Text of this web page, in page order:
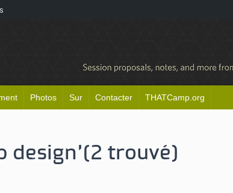
Photos Sur Contacter THATCamp.org
design'(2 trouvé)